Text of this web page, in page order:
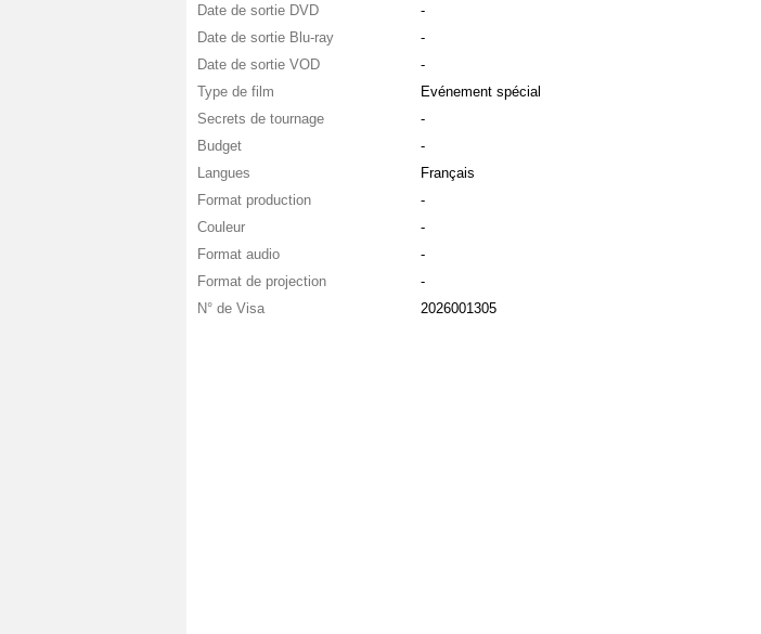
Date de sortie DVD
-
Date de sortie Blu-ray
-
Date de sortie VOD
-
Type de film
Evénement spécial
Secrets de tournage
-
Budget
-
Langues
Français
Format production
-
Couleur
-
Format audio
-
Format de projection
-
N° de Visa
2026001305